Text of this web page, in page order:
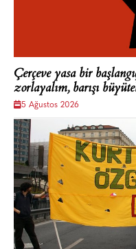
Çerçeve yasa bir
zorlayalım, barışı
5 Ağustos 2026